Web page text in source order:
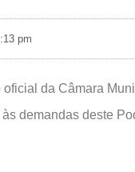
pm
da Câmara
demandas deste